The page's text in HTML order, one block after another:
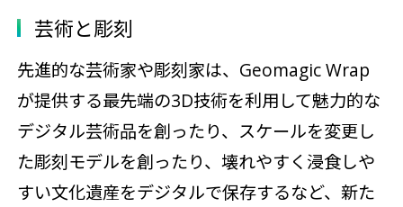
芸術と彫刻
先進的な芸術家や彫刻家は、Geomagic Wrap
が提供する最先端の3D技術を利用して魅力的な
デジタル芸術品を創ったり、スケールを変更し
た彫刻モデルを創ったり、壊れやすく浸食しや
すい文化遺産をデジタルで保存するなど、新た